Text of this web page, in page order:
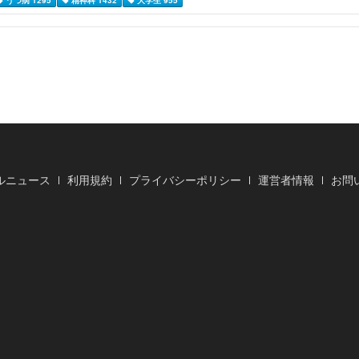
ニュース 利用規約 プライバシーポリシー 運営者情報 お問